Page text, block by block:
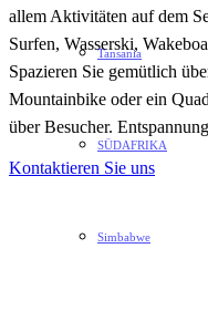
Tansania
SÜDAFRIKA
Simbabwe
allem Aktivitäten auf dem
Surfen, Wasserski,
Spazieren Sie gemütlich
Mountainbike oder ein
über Besucher.
Kontaktieren Sie uns